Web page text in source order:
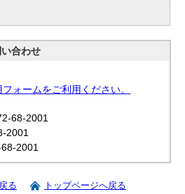
合わせ
ォームをご利用ください。
68-2001
2001
2001
る トップページへ戻る